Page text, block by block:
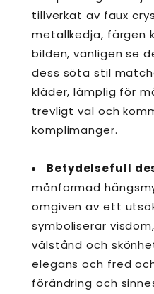
tillverkat av faux
metallkedja, färgen
bilden, vänligen se
dess söta stil
kläder, lämplig för
trevligt val och
komplimanger.
Betydelsefull
månformad
omgiven av ett
symboliserar
välstånd och
elegans och fred
förändring och